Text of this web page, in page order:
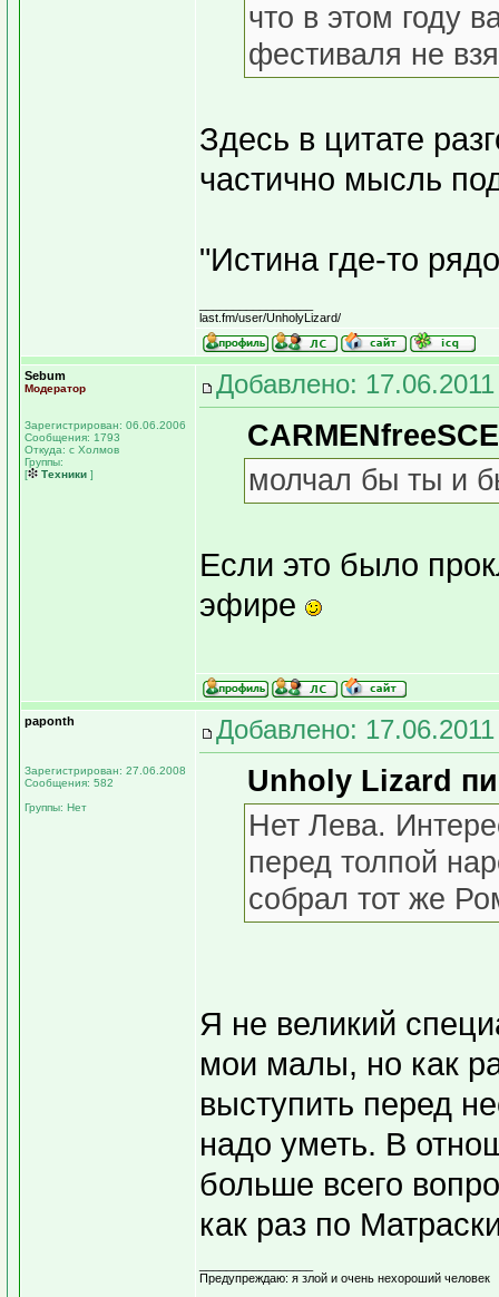
что в этом году
фестиваля не
Здесь в цитате
частично мысль
"Истина где-то
last.fm/user/UnholyLizard/
Sebum
Модератор
Зарегистрирован: 06.06.2006
Сообщения: 1793
Откуда: с Холмов
Группы:
[
Техники ]
Добавлено:
молчал бы ты и
Если это было
эфире
paponth
Зарегистрирован: 27.06.2008
Сообщения: 582
Группы: Нет
Добавлено:
Unholy Lizard
Нет Лева.
перед толпой
собрал тот же
Я не великий
мои малы, но как
выступить перед
надо уметь. В
больше всего
как раз по
Предупреждаю: я злой и очень нехороший человек